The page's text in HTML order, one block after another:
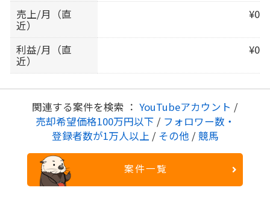
売上/月（直
近）
¥0
利益/月（直
近）
¥0
関連する案件を検索 ： YouTubeアカウント /
売却希望価格100万円以下 / フォロワー数・
登録者数が1万人以上 / その他 / 競馬
案件一覧